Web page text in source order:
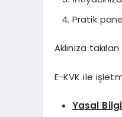
Pratik
Aklınıza
E-KVK ile
Yasal